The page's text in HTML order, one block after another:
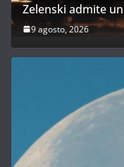
Zelenski admite
9 agosto, 2026